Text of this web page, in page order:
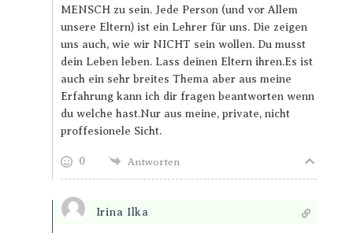
MENSCH zu sein. Jede Person (und vor Allem
unsere Eltern) ist ein Lehrer für uns. Die zeigen
uns auch, wie wir NICHT sein wollen. Du musst
dein Leben leben. Lass deinen Eltern ihren.Es ist
auch ein sehr breites Thema aber aus meine
Erfahrung kann ich dir fragen beantworten wenn
du welche hast.Nur aus meine, private, nicht
proffesionele Sicht.
0 Antworten
Irina Ilka